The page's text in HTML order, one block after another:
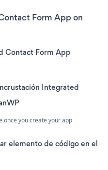
Form App on
Contact Form App
Integrated
once you create your app
elemento de código en el